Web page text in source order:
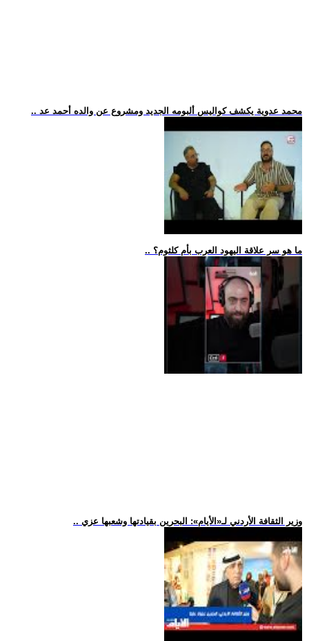
.. محمد عدوية يكشف كواليس ألبومه الجديد ومشروع عن والده أحمد عد
.. ما هو سر علاقة اليهود العرب بأم كلثوم؟
.. وزير الثقافة الأردني لـ«الأيام»: البحرين بقيادتها وشعبها عزي